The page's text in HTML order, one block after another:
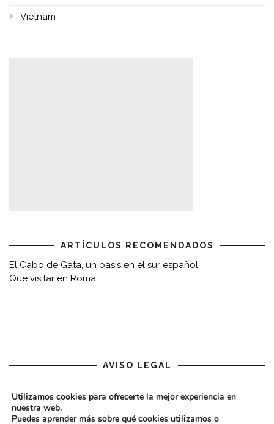
Vietnam
ARTÍCULOS RECOMENDADOS
El Cabo de Gata, un oasis en el sur español
Que visitar en Roma
AVISO LEGAL
Aviso legal
Utilizamos cookies para ofrecerte la mejor experiencia en
nuestra web.
Puedes aprender más sobre qué cookies utilizamos o